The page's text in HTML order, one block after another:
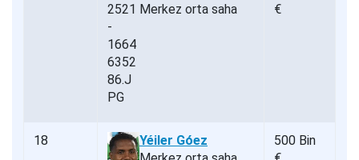
Merkez orta saha
€
18
Yéiler Góez
500 Bin